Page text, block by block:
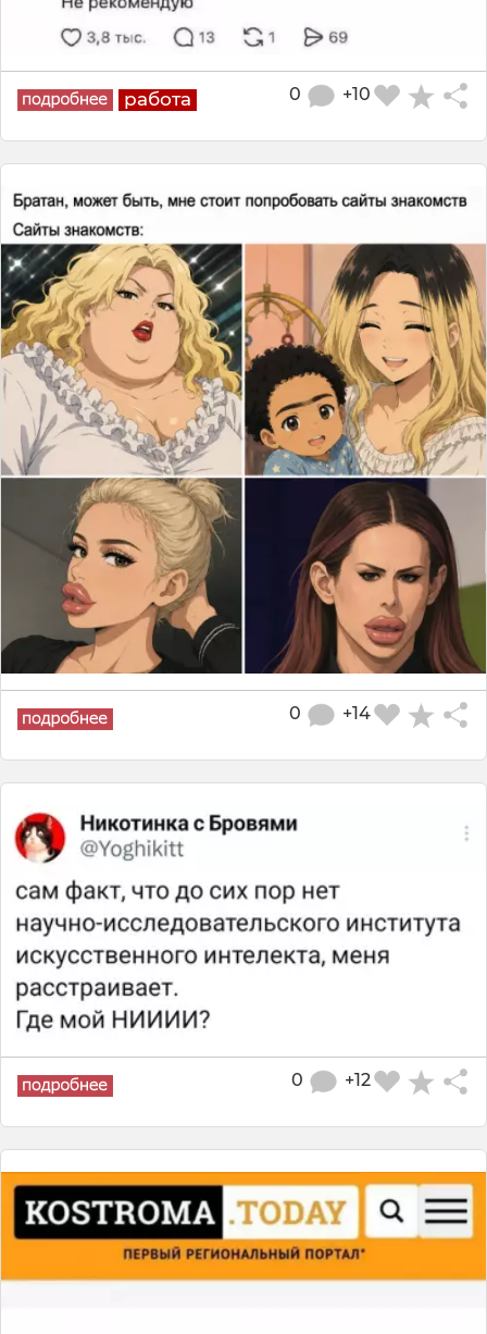
работа +10
0
+14
0
+12
0